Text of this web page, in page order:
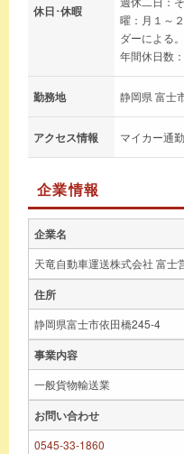
休日･休暇
曜：月１～
ダーによる。
年間休日数
勤務地 静岡県 富士
アクセス情報 マイカー通
企業情報
企業名
天竜自動車運送株式会社 富士
住所
静岡県富士市依田橋245-4
事業内容
一般貨物輸送業
お問い合わせ
0545-33-1860